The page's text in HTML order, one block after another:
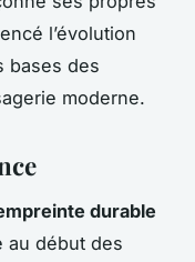
l’évolution
bases des
moderne.
durable
au début des